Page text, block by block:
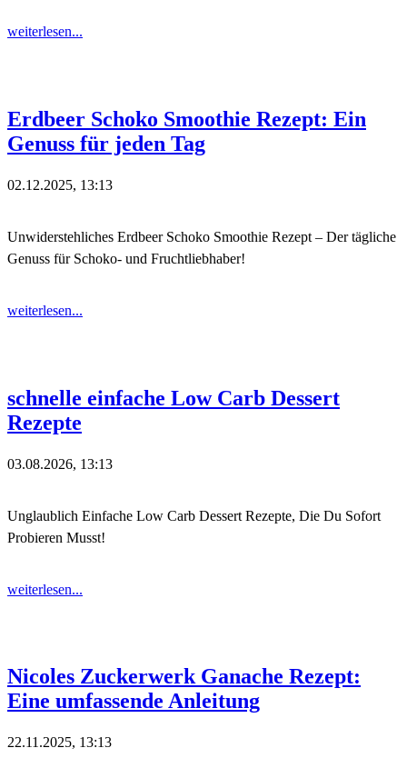
weiterlesen...
Erdbeer Schoko Smoothie Rezept: Ein
Genuss für jeden Tag
02.12.2025, 13:13
Unwiderstehliches Erdbeer Schoko Smoothie Rezept – Der tägliche
Genuss für Schoko- und Fruchtliebhaber!
weiterlesen...
schnelle einfache Low Carb Dessert
Rezepte
03.08.2026, 13:13
Unglaublich Einfache Low Carb Dessert Rezepte, Die Du Sofort
Probieren Musst!
weiterlesen...
Nicoles Zuckerwerk Ganache Rezept:
Eine umfassende Anleitung
22.11.2025, 13:13